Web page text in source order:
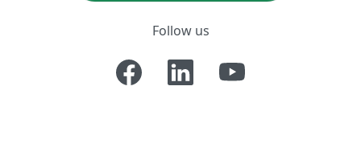
Follow us